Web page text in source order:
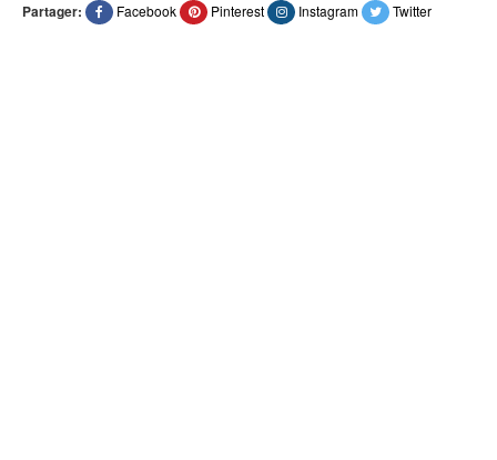
Partager: Facebook Pinterest Instagram Twitter